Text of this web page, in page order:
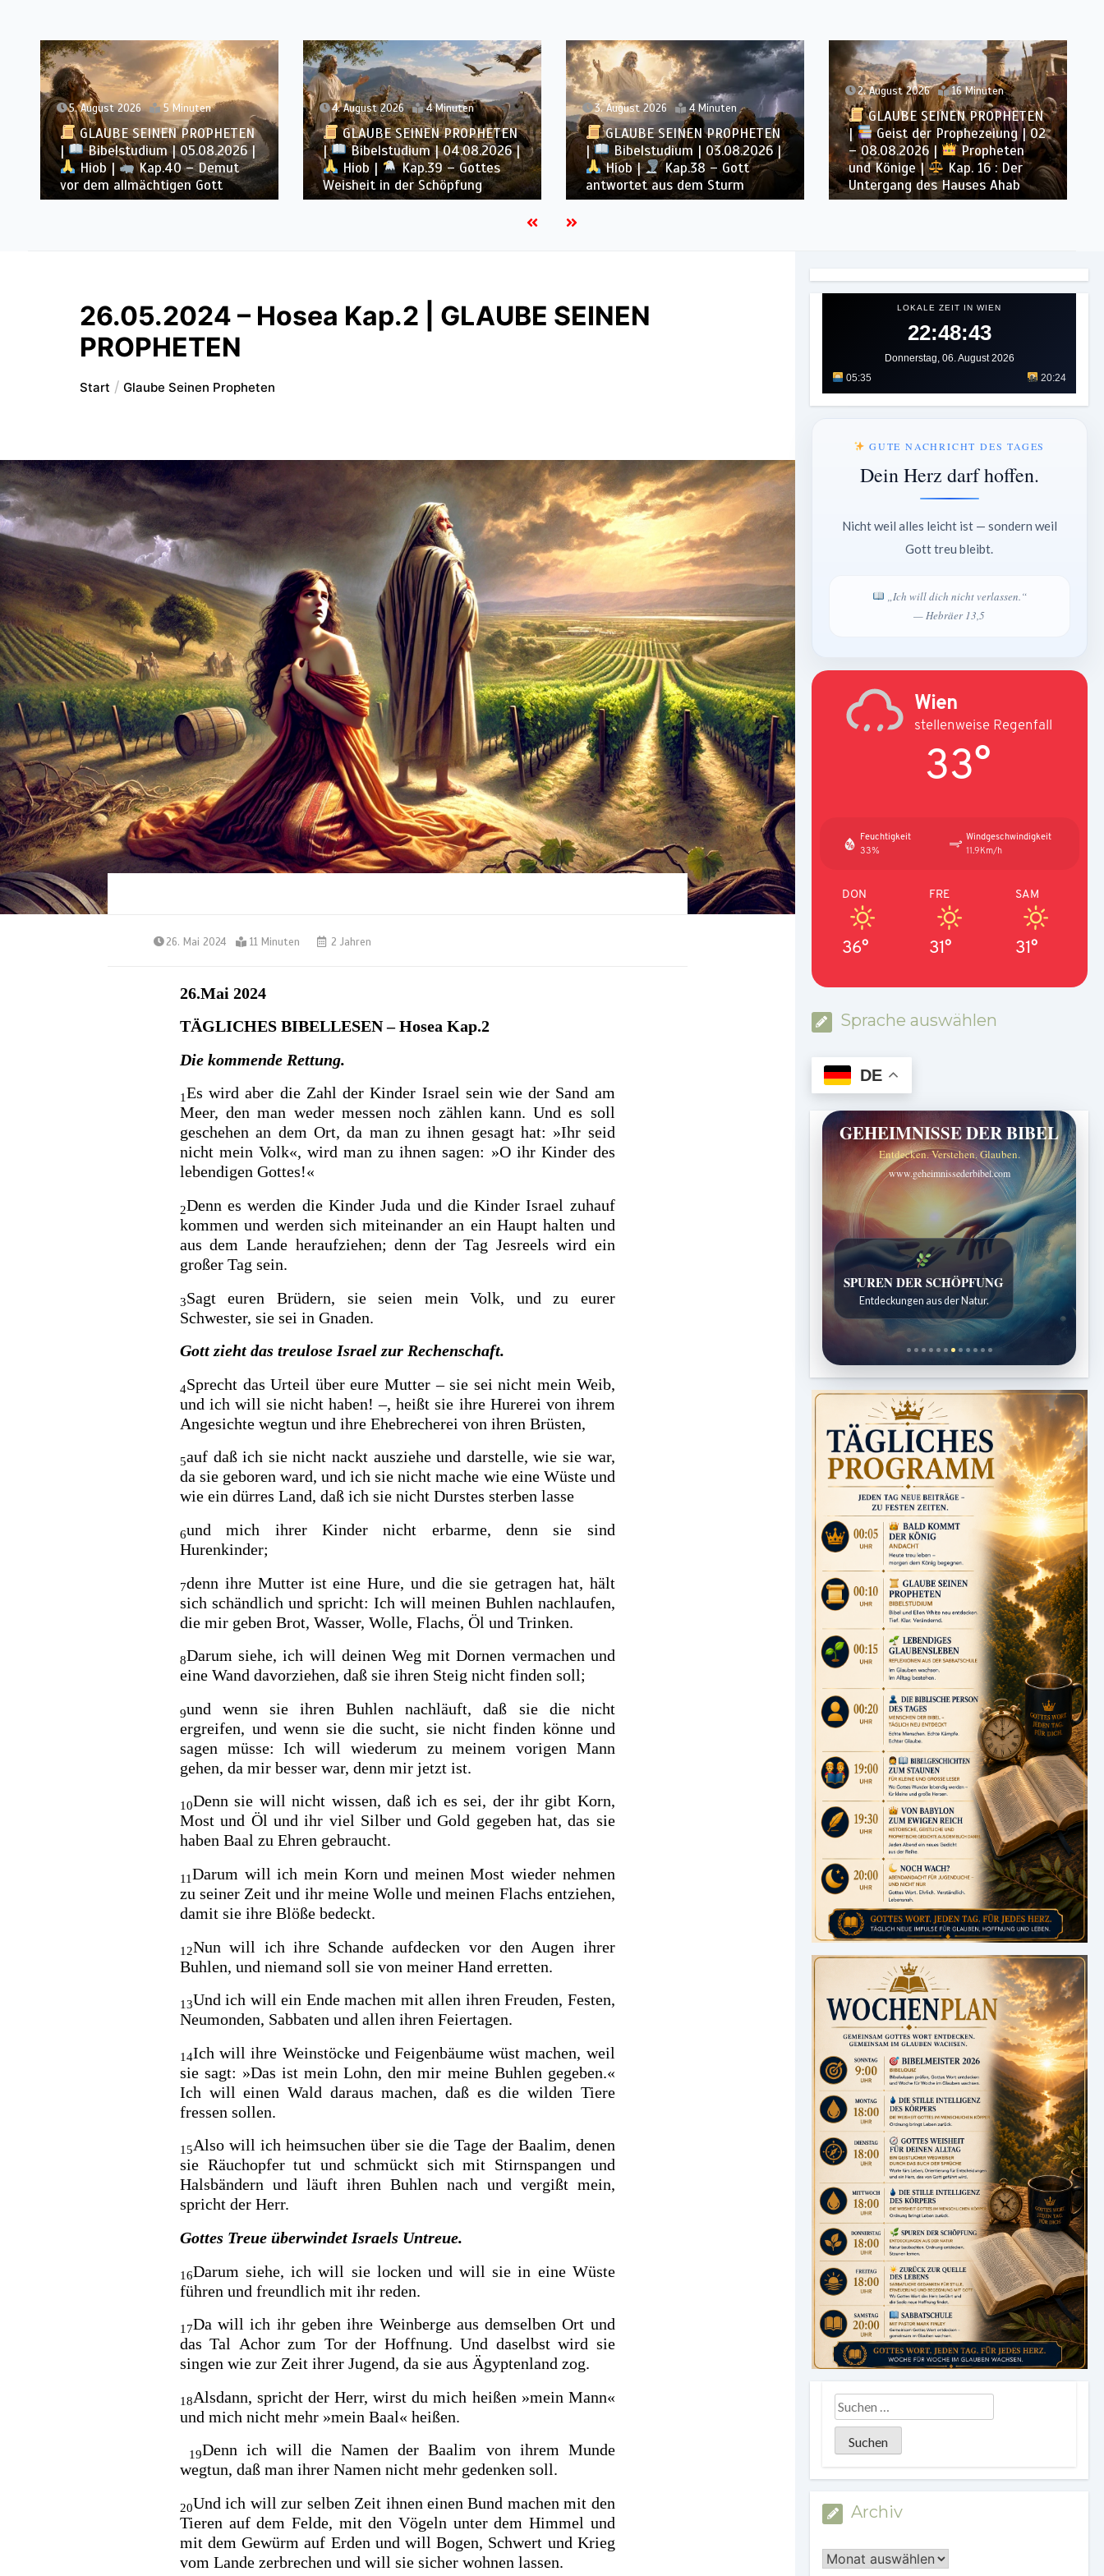
4. August 2026 4 Minuten
GLAUBE SEINEN PROPHETEN
|
Bibelstudium | 04.08.2026 |
Hiob |
Kap.39 – Gottes
Weisheit in der Schöpfung
3. August 2026 4 Minuten
GLAUBE SEINEN PROPHETEN
|
Bibelstudium | 03.08.2026 |
Hiob |
Kap.38 – Gott
antwortet aus dem Sturm
2. August 2026 16 Minuten
GLAUBE SEINEN PROPHETEN
|
Geist der Prophezeiung | 02
– 08.08.2026 |
Propheten
und Könige |
Kap. 16 : Der
Untergang des Hauses Ahab
1. August 2026 4 Minuten
GLAUBE SEINEN PROPHETEN
|
Bibelstudium | 01.08.2026 |
Hiob |
Kap.36 – Gott lehrt
durch seine Wege
26.05.2024 – Hosea Kap.2 | GLAUBE SEINEN
PROPHETEN
Start Glaube Seinen Propheten
26. Mai 2024 11 Minuten 2 Jahren
26.Mai 2024
TÄGLICHES BIBELLESEN – Hosea Kap.2
Die kommende Rettung.
1Es wird aber die Zahl der Kinder Israel seinwie der Sand am
Meer, den man weder messen noch zählen kann. Und es soll
geschehenan dem Ort, da man zu ihnen gesagt hat: »Ihr seid
nicht mein Volk«, wird man zu ihnen sagen: »O ihr Kinder des
lebendigen Gottes!«
2Denn es werden die Kinder Juda und die Kinder Israel zuhauf
kommen und werden sich miteinander an ein Haupt halten und
aus dem Lande heraufziehen; denn der Tag Jesreels wird ein
großer Tag sein.
3Sagt euren Brüdern, sie seien mein Volk, und zu eurer
Schwester, sie sei in Gnaden.
Gott zieht das treulose Israel zur Rechenschaft.
4Sprecht das Urteil über eure Mutter – sie sei nicht mein Weib,
und ich will sie nicht haben! –, heißt sie ihre Hurerei von ihrem
Angesichte wegtun und ihre Ehebrecherei von ihren Brüsten,
5auf daß ich sie nicht nackt ausziehe und darstelle, wie sie war,
da sie geboren ward, und ich sie nicht mache wie eine Wüste und
wie ein dürres Land, daß ich sie nicht Durstes sterben lasse
6und mich ihrer Kinder nicht erbarme, denn sie sind
Hurenkinder;
7denn ihre Mutter ist eine Hure, und die sie getragen hat, hält
sich schändlich und spricht: Ich will meinen Buhlen nachlaufen,
die mir geben Brot, Wasser, Wolle, Flachs, Öl und Trinken.
8Darum siehe, ich will deinen Weg mit Dornen vermachen und
eine Wand davorziehen, daß sie ihren Steig nicht finden soll;
9und wenn sie ihren Buhlen nachläuft, daß sie die nicht
ergreifen, und wenn sie die sucht, sie nicht finden könne und
sagen müsse: Ich will wiederum zu meinem vorigen Mann
gehen, da mir besser war, denn mir jetzt ist.
10Denn sie will nicht wissen, daß ich es sei, der ihr gibt Korn,
Most und Öl und ihr viel Silber und Gold gegeben hat, das sie
haben Baal zu Ehren gebraucht.
11Darum will ich mein Korn und meinen Most wieder nehmen
zu seiner Zeit und ihr meine Wolle und meinen Flachs entziehen,
damit sie ihre Blöße bedeckt.
12Nun will ich ihre Schandeaufdecken vor den Augen ihrer
Buhlen, und niemand soll sie von meiner Hand erretten.
13Und ich will ein Ende machen mit allen ihren Freuden, Festen,
Neumonden, Sabbaten und allen ihren Feiertagen.
14Ich will ihre Weinstöcke und Feigenbäume wüst machen, weil
sie sagt: »Das ist mein Lohn, den mir meine Buhlen gegeben.«
Ich will einen Wald daraus machen, daß es die wilden Tiere
fressen sollen.
15Also will ich heimsuchen über sie die Tage der Baalim, denen
sie Räuchopfer tut und schmückt sich mit Stirnspangen und
Halsbändern und läuft ihren Buhlen nach und vergißt mein,
spricht der Herr.
Gottes Treue überwindet Israels Untreue.
16Darum siehe, ich will sie locken und will sie in eine Wüste
führen und freundlich mit ihr reden.
17Da will ich ihr geben ihre Weinberge aus demselben Ort und
das Tal Achor zum Tor der Hoffnung. Und daselbst wird sie
singen wie zur Zeit ihrer Jugend, da sie aus Ägyptenland zog.
18Alsdann, spricht der Herr, wirst du mich heißen »mein Mann«
und mich nicht mehr »mein Baal« heißen.
19Denn ich will die Namen der Baalim von ihrem Munde
wegtun, daß man ihrer Namen nicht mehr gedenken soll.
20Und ich will zur selben Zeit ihnen einen Bund machen mit den
Tieren auf dem Felde, mit den Vögeln unter dem Himmel und
mit dem Gewürm auf Erden und will Bogen, Schwert und Krieg
vom Lande zerbrechen und will sie sicher wohnen lassen.
LOKALE ZEIT IN WIEN
22:48:46
Donnerstag, 06. August 2026
05:35
20:24
GUTE NACHRICHT DES TAGES
Dein Herz darf hoffen.
Nicht weil alles leicht ist — sondern weil
Gott treu bleibt.
„Ich will dich nicht verlassen.“
— Hebräer 13,5
Wien
stellenweise Regenfall
33°
Feuchtigkeit
33%
Windgeschwindigkeit
11.9Km/h
DON
36°
FRE
31°
SAM
31°
Sprache auswählen
DE
GEHEIMNISSE DER BIBEL
Entdecken. Verstehen. Glauben.
www.geheimnissederbibel.com
SPUREN DER SCHÖPFUNG
Entdeckungen aus der Natur.
Archiv
Archiv